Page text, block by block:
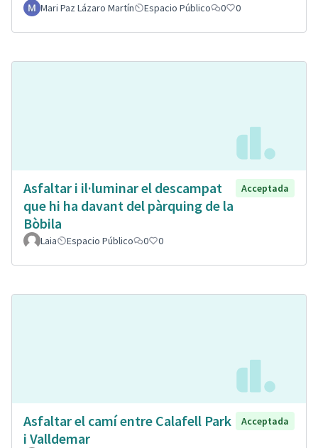
Mari Paz Lázaro Martín
Espacio Público 0 0
Asfaltar i il·luminar el descampat
que hi ha davant del pàrquing de la
Bòbila
Acceptada
Laia Espacio Público 0 0
Asfaltar el camí entre Calafell Park
i Valldemar
Acceptada